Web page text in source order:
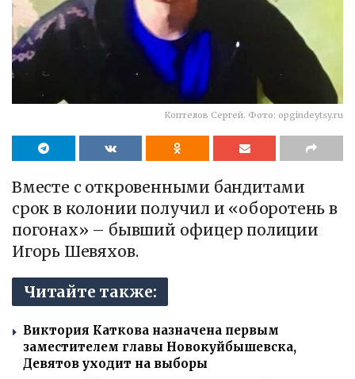
Коптелов Сергей. Фото: opgindeytsy.ru
Вместе с откровенными бандитами
срок в колонии получил и «оборотень в
погонах» – бывший офицер полиции
Игорь Шевяхов.
Читайте также:
Виктория Каткова назначена первым
заместителем главы Новокуйбышевска,
Девятов уходит на выборы